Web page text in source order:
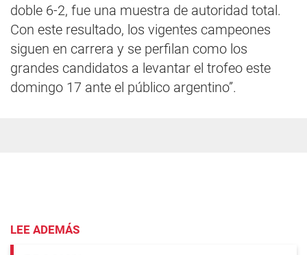
doble 6-2, fue una muestra de autoridad total.
Con este resultado, los vigentes campeones
siguen en carrera y se perfilan como los
grandes candidatos a levantar el trofeo este
domingo 17 ante el público argentino”.
LEE ADEMÁS